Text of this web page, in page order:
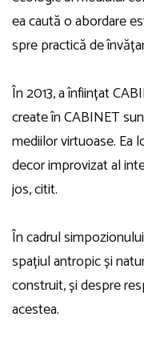
ea caută o abordare
spre practică de
În 2013, a înființat
create în CABINET
mediilor virtuoase. Ea
decor improvizat al
jos, citit.
În cadrul
spațiul antropic și
construit, și despre
acestea.